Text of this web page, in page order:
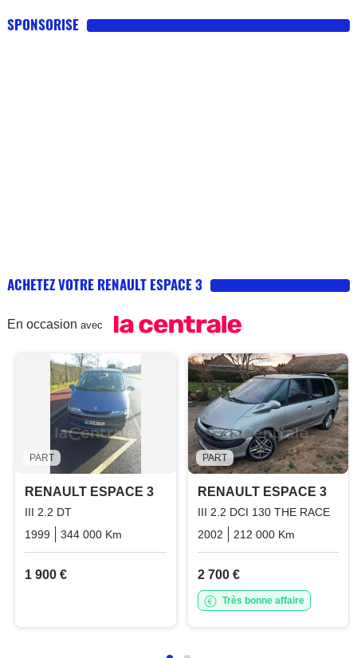
SPONSORISE
ACHETEZ VOTRE RENAULT ESPACE 3
En occasion avec
PART
RENAULT ESPACE 3
III 2.2 DT
1999
344 000 Km Diesel
1 900 €
PART
RENAULT ESPACE 3
III 2.2 DCI 130 THE RACE
2002
212 000 Km
2 700 €
Très bonne affaire